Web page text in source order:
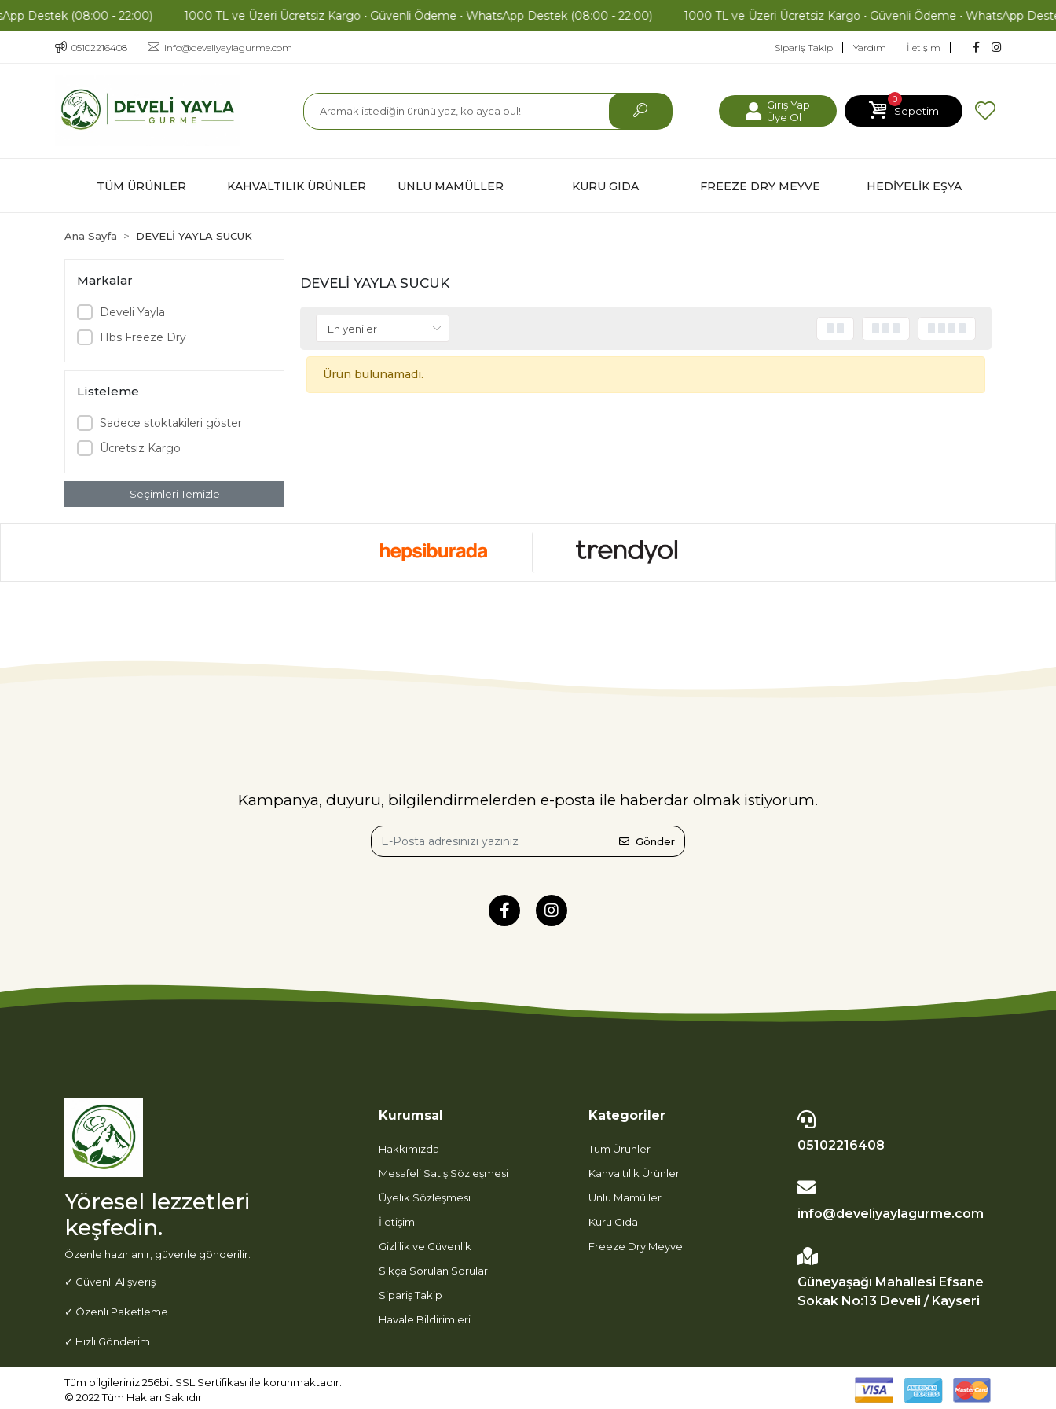
(08:00 - 22:00) 1000 TL ve Üzeri Ücretsiz Kargo • Güvenli Ödeme • WhatsApp Destek (08:00 - 22:00) 1000 TL ve Üzeri Ücretsiz Kargo • Güvenli Ödeme • WhatsApp Destek
05102216408 info@develiyaylagurme.com Sipariş Takip Yardım İletişim
Giriş Yap
Üye Ol
0
Sepetim
TÜM ÜRÜNLER KAHVALTILIK ÜRÜNLER UNLU MAMÜLLER KURU GIDA FREEZE DRY MEYVE HEDİYELİK EŞYA
Ana Sayfa DEVELİ YAYLA SUCUK
Markalar
Develi Yayla
Hbs Freeze Dry
Listeleme
Sadece stoktakileri göster
Ücretsiz Kargo
Seçimleri Temizle
DEVELİ YAYLA SUCUK
Ürün bulunamadı.
Kampanya, duyuru, bilgilendirmelerden e-posta ile haberdar olmak istiyorum.
Gönder
Yöresel lezzetleri
keşfedin.
Özenle hazırlanır, güvenle gönderilir.
✓ Güvenli Alışveriş
✓ Özenli Paketleme
✓ Hızlı Gönderim
Kurumsal
Hakkımızda
Mesafeli Satış Sözleşmesi
Üyelik Sözleşmesi
İletişim
Gizlilik ve Güvenlik
Sıkça Sorulan Sorular
Sipariş Takip
Havale Bildirimleri
Kategoriler
Tüm Ürünler
Kahvaltılık Ürünler
Unlu Mamüller
Kuru Gıda
Freeze Dry Meyve
05102216408
info@develiyaylagurme.com
Güneyaşağı Mahallesi Efsane
Sokak No:13 Develi / Kayseri
Tüm bilgileriniz 256bit SSL Sertifikası ile korunmaktadır.
© 2022Tüm Hakları Saklıdır